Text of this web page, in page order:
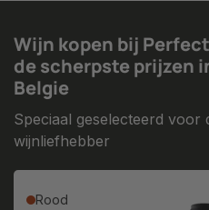
Wijn kopen bij
de scherpste prijzen
Belgie
Speciaal geselecteerd voor
wijnliefhebber
Rood